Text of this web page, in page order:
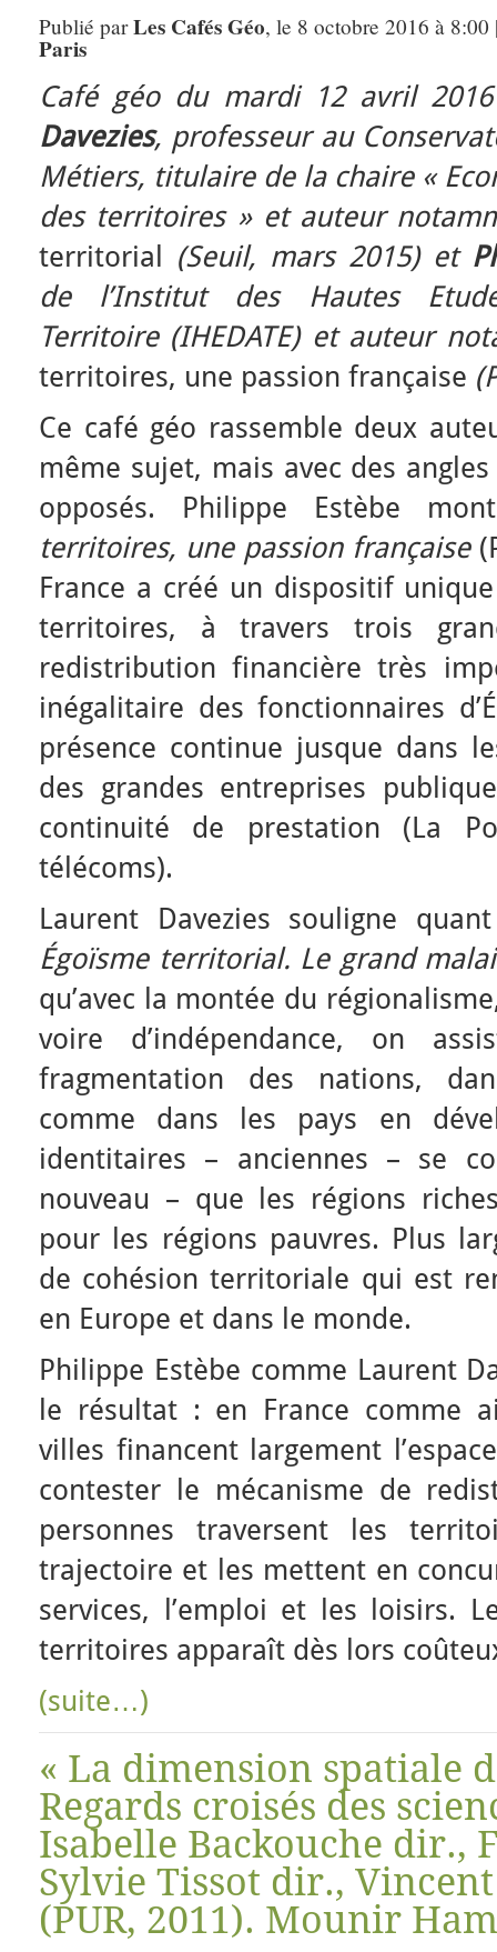
Publié parLes Cafés Géo, le 8 octobre 2016 à
Paris
Café géo du mardi 12 avril
Davezies, professeur au
Métiers, titulaire de la chaire «
des territoires » et auteur
territorial
(Seuil, mars 2015) et
de l’Institut des Hautes
Territoire (IHEDATE) et auteur
territoires, une passion française
Ce café géo rassemble deux
même sujet, mais avec des
opposés. Philippe Estèbe
territoires, une passion française
France a créé un dispositif
territoires, à travers trois
redistribution financière très
inégalitaire des fonctionnaires
présence continue jusque dans
des grandes entreprises
continuité de prestation (La
télécoms).
Laurent Davezies souligne
Égoïsme territorial. Le grand
qu’avec la montée du
voire d’indépendance, on
fragmentation des nations,
comme dans les pays en
identitaires – anciennes – se
nouveau – que les régions
pour les régions pauvres. Plus
de cohésion territoriale qui est
en Europe et dans le monde.
Philippe Estèbe comme Laurent
le résultat : en France comme
villes financent largement
contester le mécanisme de
personnes traversent les
trajectoire et les mettent en
services, l’emploi et les loisirs.
territoires apparaît dès lors
(suite…)
« La dimension spatiale
Regards croisés des
Isabelle Backouche dir.,
Sylvie Tissot dir.,
(PUR, 2011). Mounir